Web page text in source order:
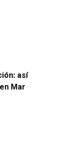
así
Mar